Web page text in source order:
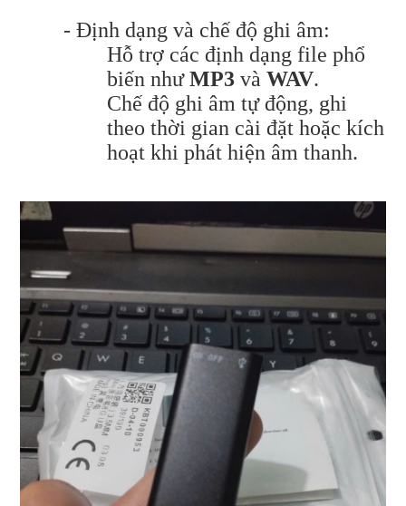
- Định dạng và chế độ ghi âm:
Hỗ trợ các định dạng file phổ
biến nhưMP3 vàWAV.
Chế độ ghi âm tự động, ghi
theo thời gian cài đặt hoặc kích
hoạt khi phát hiện âm thanh.